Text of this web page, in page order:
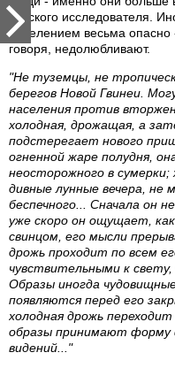
русского исследователя.
населением весьма опасно
говоря, недолюбливают.
"Не туземцы, не
берегов Новой Гвинеи.
населения против
холодная, дрожащая, а
подстерегает нового
огненной жаре полудня,
неосторожного в сумерки;
дивные лунные вечера,
беспечного... Сначала он
уже скоро он ощущает,
свинцом, его мысли
дрожь проходит по всем
чувствительными к
Образы иногда
появляются перед его
холодная дрожь
образы принимают форму
видений..."